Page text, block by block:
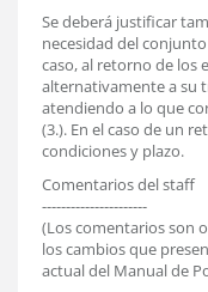
Se deberá justificar
necesidad del
caso, al retorno de los
alternativamente a su
atendiendo a lo que
(3.). En el caso de un
condiciones y plazo.
Comentarios del staff
----------------------
(Los comentarios son
los cambios que
actual del Manual de